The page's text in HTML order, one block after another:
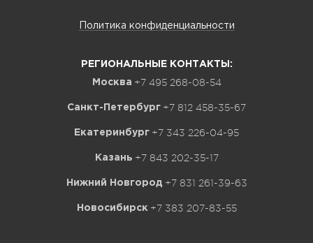
Политика конфиденциальности
РЕГИОНАЛЬНЫЕ КОНТАКТЫ:
Москва +7 495 268-08-54
Санкт-Петербург +7 812 458-35-67
Екатеринбург +7 343 226-04-95
Казань +7 843 202-35-17
Нижний Новгород +7 831 261-39-63
Новосибирск +7 383 207-83-55